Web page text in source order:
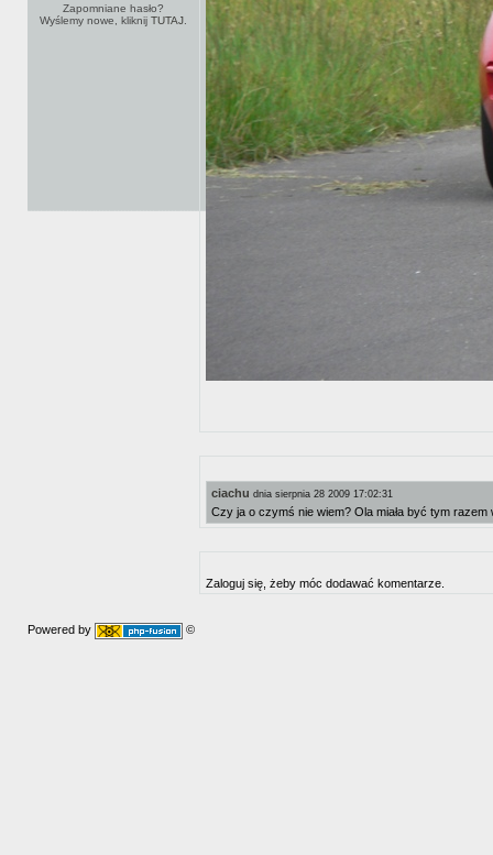
Zapomniane hasło?
Wyślemy nowe, kliknijTUTAJ
ciachu dnia sierpnia 28 2009 17:02:31
Czy ja o czymś nie wiem? Ola miała być tym razem
Zaloguj się, żeby móc dodawać komentarze.
Powered by ©